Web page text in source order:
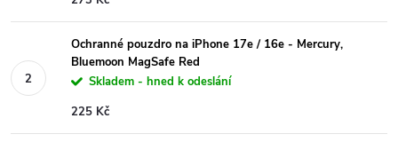
Ochranné pouzdro na iPhone 17e / 16e - Mercury,
Bluemoon MagSafe Red
Skladem - hned k odeslání
225 Kč